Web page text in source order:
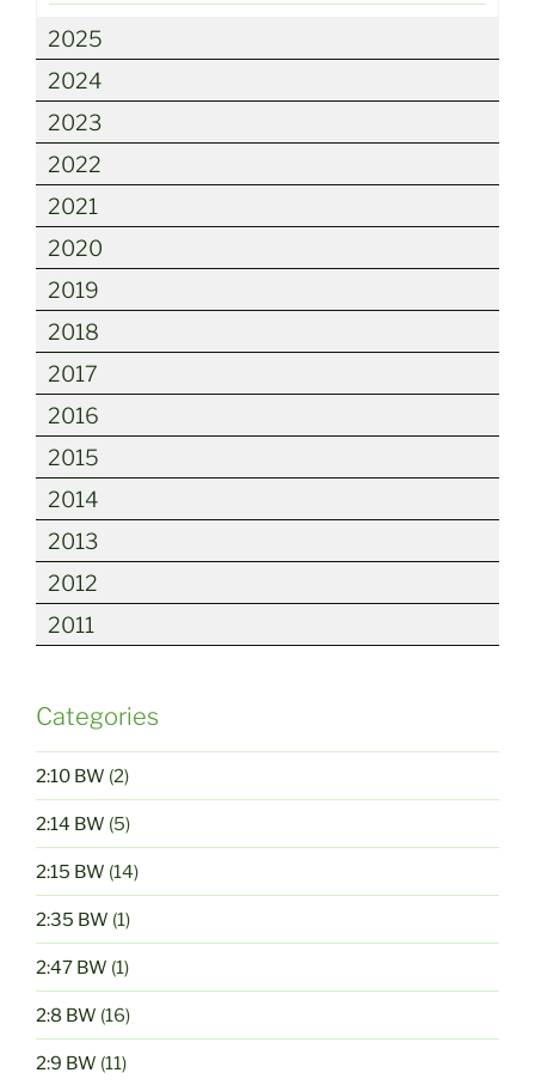
2025
2024
2023
2022
2021
2020
2019
2018
2017
2016
2015
2014
2013
2012
2011
Categories
2:10 BW (2)
2:14 BW (5)
2:15 BW (14)
2:35 BW (1)
2:47 BW (1)
2:8 BW (16)
2:9 BW (11)